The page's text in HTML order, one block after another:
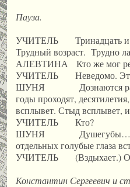
Пауза.
УЧИТЕЛЬ Тринадцать и
Трудный возраст. Трудно
АЛЕВТИНА Кто же мог
УЧИТЕЛЬ Неведомо. Это
ШУНЯ Дознаются
годы проходят,
всплывет. Стыд всплывет,
УЧИТЕЛЬ Кто?
ШУНЯ Душегубы… Я
отдельных голубые глаза
УЧИТЕЛЬ (Вздыхает.)
Константин Сергеевич и